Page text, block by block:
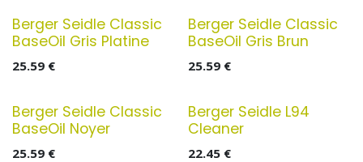
Berger Seidle Classic
BaseOil Gris Platine
25.59 €
Berger Seidle Classic
BaseOil Gris Brun
25.59€
Berger Seidle Classic
BaseOil Noyer
25.59 €
Berger Seidle L94
Cleaner
22.45€